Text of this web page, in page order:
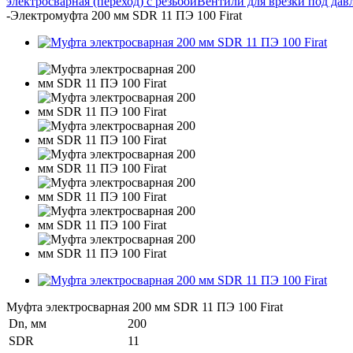
-Электромуфта 200 мм SDR 11 ПЭ 100 Firat
Муфта электросварная 200 мм SDR 11 ПЭ 100 Firat
Dn, мм
200
SDR
11